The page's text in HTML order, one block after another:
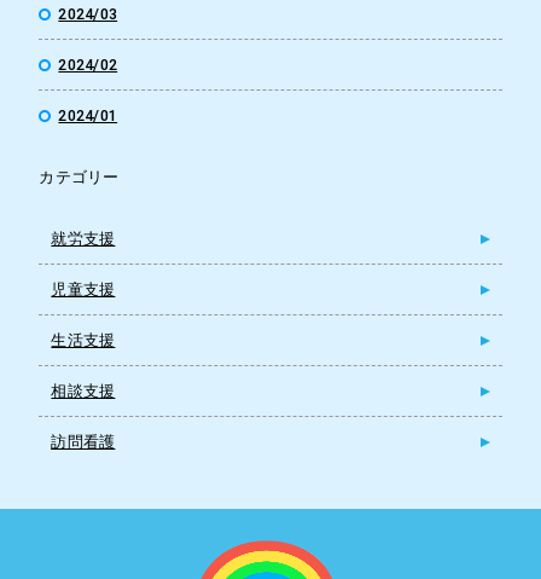
2024/03
2024/02
2024/01
カテゴリー
就労支援
児童支援
生活支援
相談支援
訪問看護